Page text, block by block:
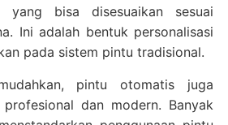
yang bisa disesuaikan sesuai
Ini adalah bentuk personalisasi
pada sistem pintu tradisional.
pintu otomatis juga
dan modern. Banyak